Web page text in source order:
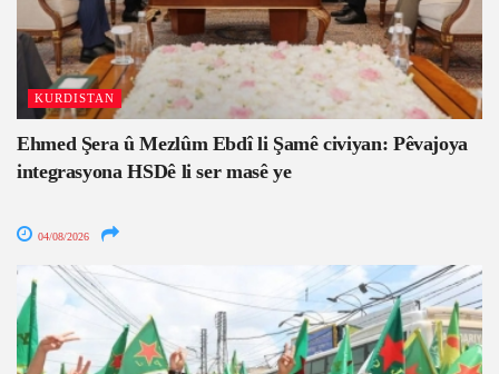
KURDISTAN
Ehmed Şera û Mezlûm Ebdî li Şamê civiyan: Pêvajoya
integrasyona HSDê li ser masê ye
04/08/2026